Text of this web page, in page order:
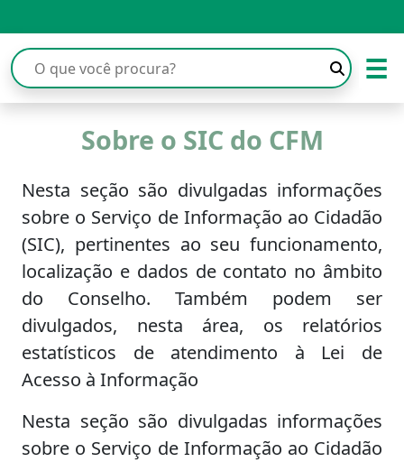
☰
Sobre o SIC do CFM
Nesta seção são divulgadas informações
sobre o Serviço de Informação ao Cidadão
(SIC), pertinentes ao seu funcionamento,
localização e dados de contato no âmbito
do Conselho. Também podem ser
divulgados, nesta área, os relatórios
estatísticos de atendimento à Lei de
Acesso à Informação
Nesta seção são divulgadas informações
sobre o Serviço de Informação ao Cidadão